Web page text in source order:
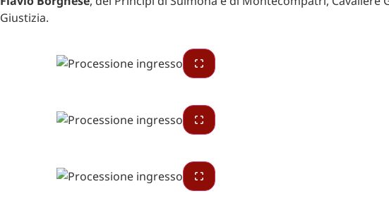
Giustizia.